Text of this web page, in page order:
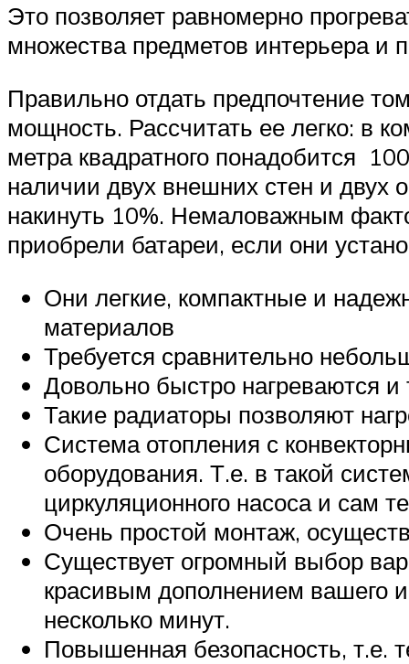
Это позволяет равномерно
множества предметов интерьера и
Правильно отдать предпочтение
мощность. Рассчитать ее легко: в
метра квадратного понадобится
наличии двух внешних стен и двух
накинуть 10%. Немаловажным
приобрели батареи, если они
Они легкие, компактные и
материалов
Требуется сравнительно
Довольно быстро нагреваются
Такие радиаторы позволяют
Система отопления с
оборудования. Т.е. в такой
циркуляционного насоса и сам
Очень простой монтаж,
Существует огромный выбор
красивым дополнением вашего
несколько минут.
Повышенная безопасность, т.е.